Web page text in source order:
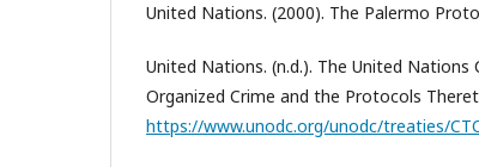
United Nations. (2000). The Palermo
United Nations. (n.d.). The United
Organized Crime and the Protocols
https://www.unodc.org/unodc/treaties/